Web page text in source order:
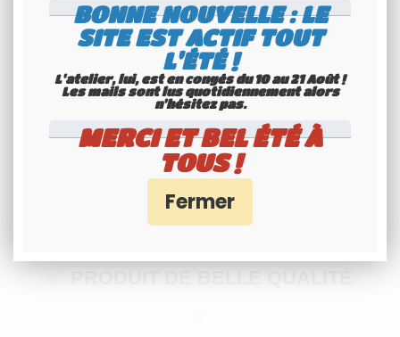
BONNE NOUVELLE : LE
SITE EST ACTIF TOUT
L'ÉTÉ !
L'atelier, lui, est en congés du 10 au 21 Août !
Les mails sont lus quotidiennement alors
n'hésitez pas.
MERCI ET BEL ÉTÉ À
TOUS !
CARACTÈRE
Durée de fabrication : 30 minutes
Délai de préparation : 2-3 jours
✅ PRODUIT DE BELLE QUALITÉ